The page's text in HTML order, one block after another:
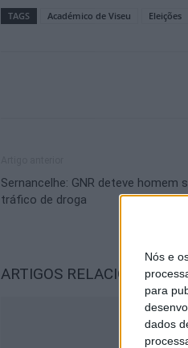
Nós e
para
dados
TAGS Académico de Viseu Eleições
Sernancelhe: GNR deteve homem
tráfico de droga
ARTIGOS RELACIONADOS